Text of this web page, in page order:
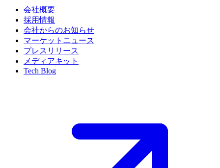
会社概要
採用情報
会社からのお知らせ
マーケットニュース
プレスリリース
メディアキット
Tech Blog